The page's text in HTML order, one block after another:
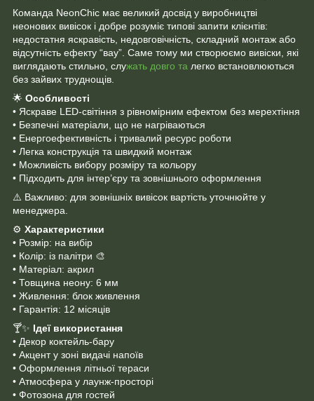
Команда NeonChic має великий досвід у виробництві
неонових вивісок і добре розуміє типові запити клієнтів:
недостатня яскравість, недовговічність, складний монтаж або
відсутність ефекту “вау”. Саме тому ми створюємо вивіски, які
виглядають стильно, служать довго та легко встановлюються
без зайвих труднощів.
🌟 Особливості
• Яскраве LED-світіння з рівномірним ефектом без мерехтіння
• Безпечні матеріали, що не нагріваються
• Енергоефективність і тривалий ресурс роботи
• Легка конструкція та швидкий монтаж
• Можливість вибору розміру та кольору
• Підходить для інтер’єру та зовнішнього оформлення
⚠️ Важливо: для зовнішніх вивісок вартість уточнюйте у
менеджера.
⚙️ Характеристики
• Розмір: на вибір
• Колір: із палітри 🎨
• Матеріал: акрил
• Товщина неону: 6 мм
• Живлення: блок живлення
• Гарантія: 12 місяців
🍸✨ Ідеї використання
• Декор коктейль-бару
• Акцент у зоні видачі напоїв
• Оформлення літньої тераси
• Атмосфера у лаунж-просторі
• Фотозона для гостей